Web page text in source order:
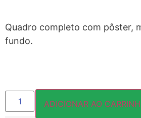
Quadro completo com pôster,
fundo.
ADICIONAR AO